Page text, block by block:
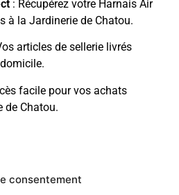
consentement
: Récupérez votre Harnais Air
à la Jardinerie de Chatou.
articles de sellerie livrés
facile pour vos achats
de Chatou.
POURRAIENT